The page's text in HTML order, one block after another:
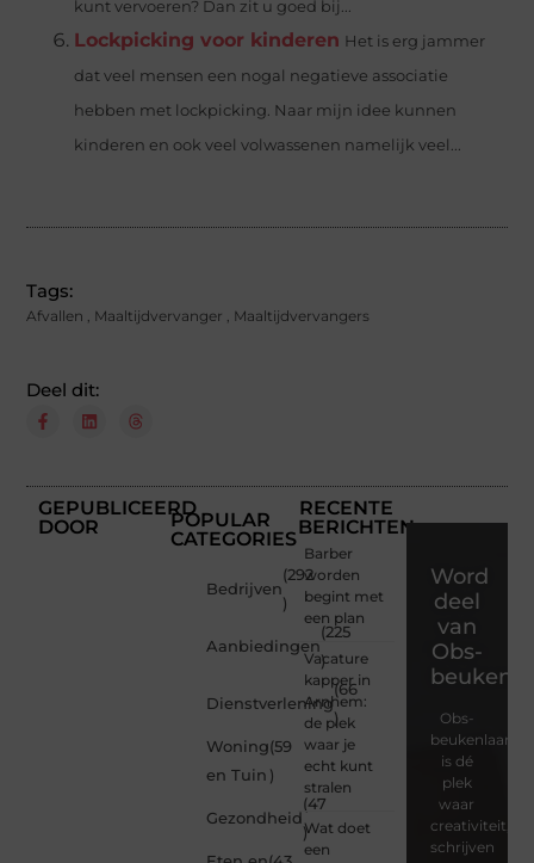
kunt vervoeren? Dan zit u goed bij...
Lockpicking voor kinderen Het is erg jammer
dat veel mensen een nogal negatieve associatie
hebben met lockpicking. Naar mijn idee kunnen
kinderen en ook veel volwassenen namelijk veel...
Tags:
Afvallen Maaltijdvervanger Maaltijdvervangers
Deel dit:
GEPUBLICEERD
DOOR
POPULAR
CATEGORIES
Bedrijven
(292
)
Aanbiedingen
(225
)
Dienstverlening
(66
)
Woning
en Tuin
(59
)
Gezondheid
(47
)
RECENTE
BERICHTEN
Barber
worden
begint met
een plan
Vacature
kapper in
Arnhem:
de plek
waar je
echt kunt
stralen
Wat doet
een
Word
deel
van
Obs-
Obs-
beukenlaan.nl
is dé
plek
waar
creativiteit,
schrijven